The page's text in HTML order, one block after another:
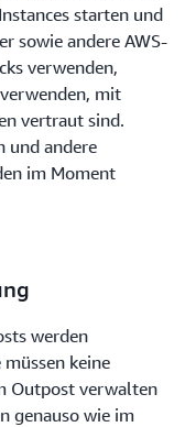
starten und
sowie andere AWS-
verwenden,
mit
vertraut sind.
und andere
im Moment
werden
keine
Outpost verwalten
genauso wie im